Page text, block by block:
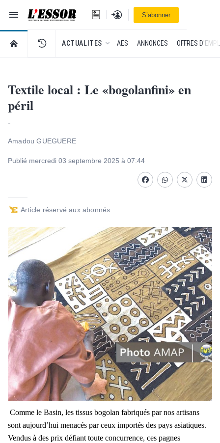
Navigation
L'Essor - retour à la une
Se connecterS’abonner
RETOUR À LA PAGE D’ACCUEIL DE L'ESSOR
ACTUALITES AES ANNONCES OFFRES
Textile local : Le «bogolanfini» en
péril
-
Amadou GUEGUERE
Publié mercredi 03 septembre 2025 à 07:44
FacebookwhatsappTwitter
Article réservé aux abonnés
Comme le Basin, les tissus bogolan fabriqués par nos artisans
sont aujourd’hui menacés par ceux importés des pays asiatiques.
Vendus à des prix défiant toute concurrence, ces pagnes